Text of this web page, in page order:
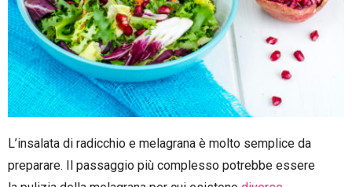
L’insalata di radicchio e melagrana è molto semplice da
preparare. Il passaggio più complesso potrebbe essere